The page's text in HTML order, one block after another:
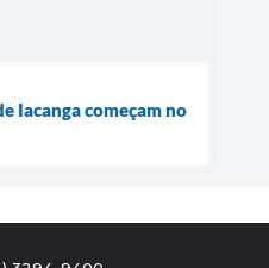
Iacanga começam no